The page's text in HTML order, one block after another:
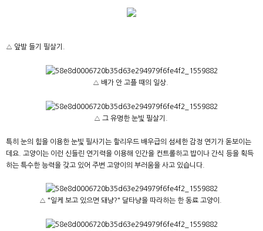
△ 앞발 들기 필살기.
△ 배가 안 고플 때의 일상.
△ 그 유명한 눈빛 필살기.
특히 눈의 힘을 이용한 눈빛 필사기는 할리우드 배우급의 섬세한 감정 연기가 돋보이는
데요. 고양이는 이런 신들린 연기력을 이용해 인간을 컨트롤하고 밥이나 간식 등을 획득
하는 특수한 능력을 갖고 있어 주변 고양이의 부러움을 사고 있습니다.
△ "일케 보고 있으면 돼냥?" 달타냥을 따라하는 한 동료 고양이.